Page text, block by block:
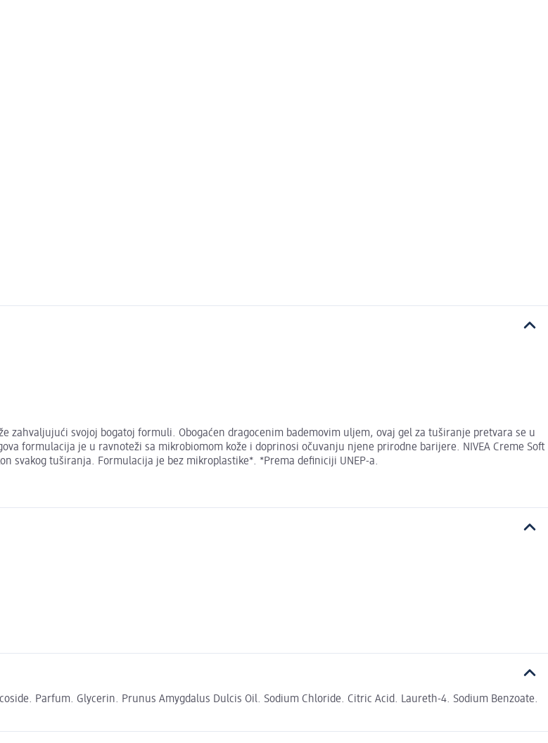
zahvaljujući svojoj bogatoj formuli. Obogaćen dragocenim bademovim uljem, ovaj gel za tuširanje pretvara se u
formulacija je u ravnoteži sa mikrobiomom kože i doprinosi očuvanju njene prirodne barijere. NIVEA Creme Soft
svakog tuširanja. Formulacija je bez mikroplastike*. *Prema definiciji UNEP-a.
Parfum. Glycerin. Prunus Amygdalus Dulcis Oil. Sodium Chloride. Citric Acid. Laureth-4. Sodium Benzoate.